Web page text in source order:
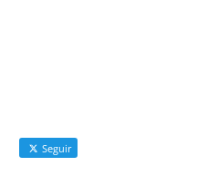
Seguir